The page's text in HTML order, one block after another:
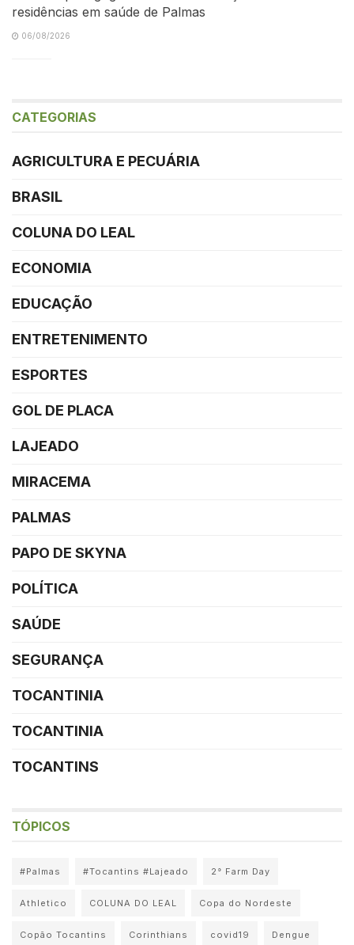
residências em saúde de Palmas
06/08/2026
CATEGORIAS
AGRICULTURA E PECUÁRIA
BRASIL
COLUNA DO LEAL
ECONOMIA
EDUCAÇÃO
ENTRETENIMENTO
ESPORTES
GOL DE PLACA
LAJEADO
MIRACEMA
PALMAS
PAPO DE SKYNA
POLÍTICA
SAÚDE
SEGURANÇA
TOCANTINIA
TOCANTINIA
TOCANTINS
TÓPICOS
#Palmas #Tocantins #Lajeado 2° Farm Day
Athletico COLUNA DO LEAL Copa do Nordeste
Copão Tocantins Corinthians covid19 Dengue